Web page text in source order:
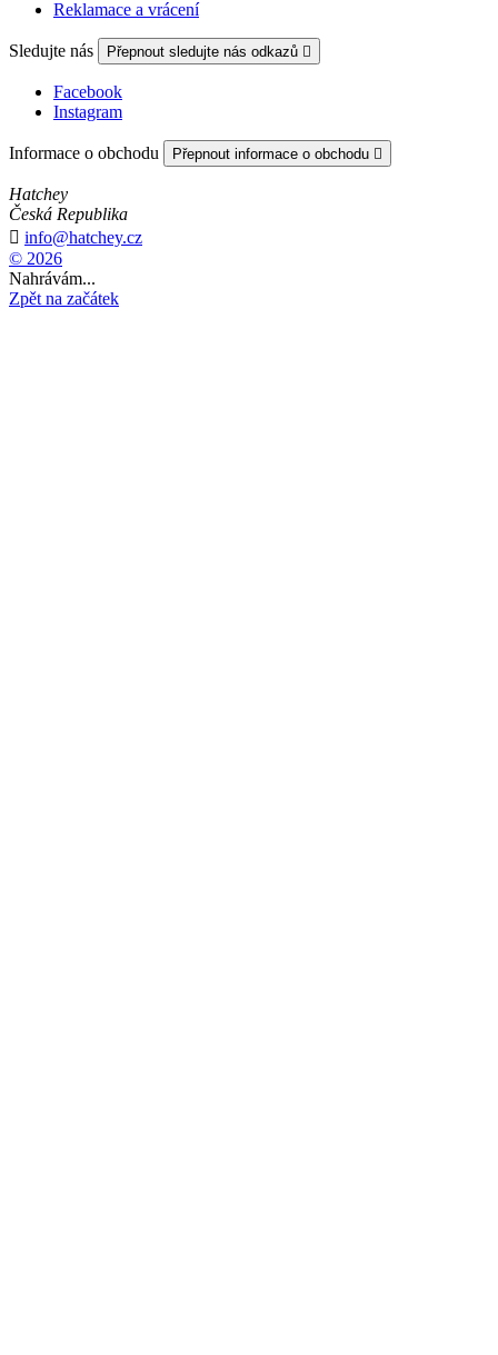
Reklamace a vrácení
Sledujte nás Přepnout sledujte nás odkazů 
Facebook
Instagram
Informace o obchodu Přepnout informace o obchodu 
Hatchey
Česká Republika
 info@hatchey.cz
© 2026
Nahrávám...
Zpět na začátek